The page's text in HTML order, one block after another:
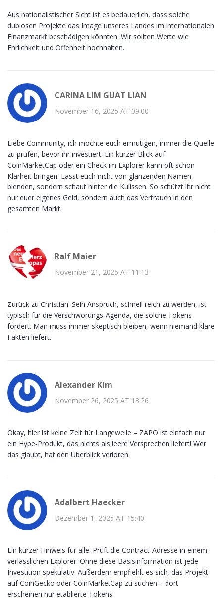
Aus nationalistischer Sicht ist es bedauerlich, dass solche
dubiosen Projekte das Image unseres Landes im internationalen
Finanzmarkt beschädigen könnten. Wir sollten Werte wie
Ehrlichkeit und Offenheit hochhalten.
CARINA LIM GUAT LIAN
November 16, 2025 AT 09:00
Liebe Community, ich möchte euch ermutigen, immer die Quelle
zu prüfen, bevor ihr investiert. Ein kurzer Blick auf
CoinMarketCap oder ein Check im Explorer kann oft schon
Klarheit bringen. Lasst euch nicht von glänzenden Namen
blenden, sondern schaut hinter die Kulissen. So schützt ihr nicht
nur euer eigenes Geld, sondern auch das Vertrauen in den
gesamten Markt.
Ralf Maier
November 21, 2025 AT 11:13
Zurück zu Christian: Sein Anspruch, schnell reich zu werden, ist
typisch für die Verschwörungs‑Agenda, die solche Tokens
fördert. Man muss immer skeptisch bleiben, wenn niemand klare
Fakten liefert.
Alexander Kim
November 26, 2025 AT 13:26
Okay, hier ist keine Zeit für Langeweile – ZAPO ist einfach nur
ein Hype‑Produkt, das nichts als leere Versprechen liefert! Wer
das glaubt, hat den Überblick verloren.
Adalbert Haecker
Dezember 1, 2025 AT 15:40
Ein kurzer Hinweis für alle: Prüft die Contract‑Adresse in einem
verlässlichen Explorer. Ohne diese Basisinformation ist jede
Investition spekulativ. Außerdem empfiehlt es sich, das Projekt
auf CoinGecko oder CoinMarketCap zu suchen – dort
erscheinen nur etablierte Tokens.